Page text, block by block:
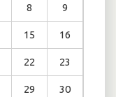
8 9
15 16
22 23
29 30